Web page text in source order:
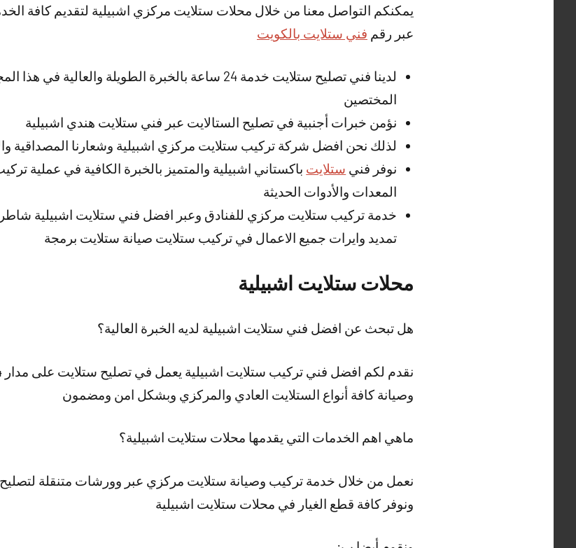
يمكنكم التواصل معنا من خلال محلات ستلايت مركزي اشبيلية لتقديم كافة
عبر رقم فني ستلايت بالكويت
لدينا فني تصليح ستلايت خدمة 24 ساعة بالخبرة الطويلة
المختصين
نؤمن خبرات أجنبية في تصليح الستالايت عبر فني ستلايت هندي اشبيلية
لذلك نحن افضل شركة تركيب ستلايت مركزي اشبيلية وشعارنا المصداقية
نوفر فني ستلايت باكستاني اشبيلية والمتميز بالخبرة الكافية في عملية
المعدات والأدوات الحديثة
خدمة تركيب ستلايت مركزي للفنادق وعبر افضل فني ستلايت اشبيلية
تمديد وايرات جميع الاعمال في تركيب ستلايت صيانة ستلايت برمجة
محلات ستلايت اشبيلية
هل تبحث عن افضل فني ستلايت اشبيلية لديه الخبرة العالية؟
وصيانة كافة أنواع الستلايت العادي والمركزي وبشكل امن ومضمون
ماهي اهم الخدمات التي يقدمها محلات ستلايت اشبيلية؟
نعمل من خلال خدمة تركيب وصيانة ستلايت مركزي عبر وورشات متنقلة لتصليح
ونوفر كافة قطع الغيار في محلات ستلايت اشبيلية